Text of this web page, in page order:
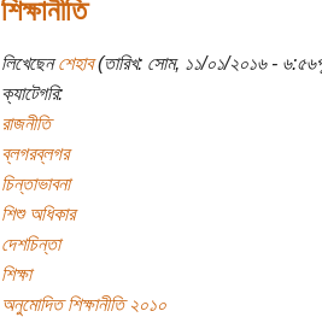
শিক্ষানীতি
লিখেছেনশেহাব(তারিখ: সোম, ১১/০১/২০১৬ -
ক্যাটেগরি:
রাজনীতি
ব্লগরব্লগর
চিন্তাভাবনা
শিশু অধিকার
দেশচিন্তা
শিক্ষা
অনুমোদিত শিক্ষানীতি ২০১০